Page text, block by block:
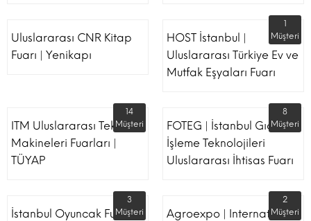
Uluslararası CNR Kitap
Fuarı | Yenikapı
HOST İstanbul |
Uluslararası Türkiye Ev ve
Mutfak Eşyaları Fuarı
1
Müşteri
ITM Uluslararası Tekstil
Makineleri Fuarları |
TÜYAP
14
Müşteri
FOTEG | İstanbul Gıda
İşleme Teknolojileri
Uluslararası İhtisas Fuarı
8
Müşteri
İstanbul Oyuncak Fuarı -
3
Müşteri
Agroexpo | International
2
Müşteri